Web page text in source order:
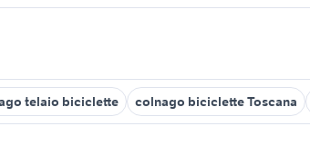
telaio biciclette colnago biciclette Toscana